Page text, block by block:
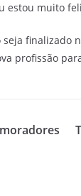
estou muito
finalizado
profissão